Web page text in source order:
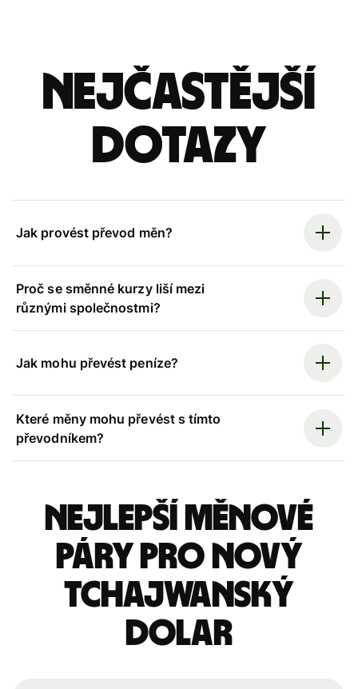
Nejčastější
dotazy
Jak provést převod měn?
Proč se směnné kurzy liší mezi
různými společnostmi?
Jak mohu převést peníze?
Které měny mohu převést s tímto
převodníkem?
Nejlepší měnové
páry pro nový
tchajwanský
dolar